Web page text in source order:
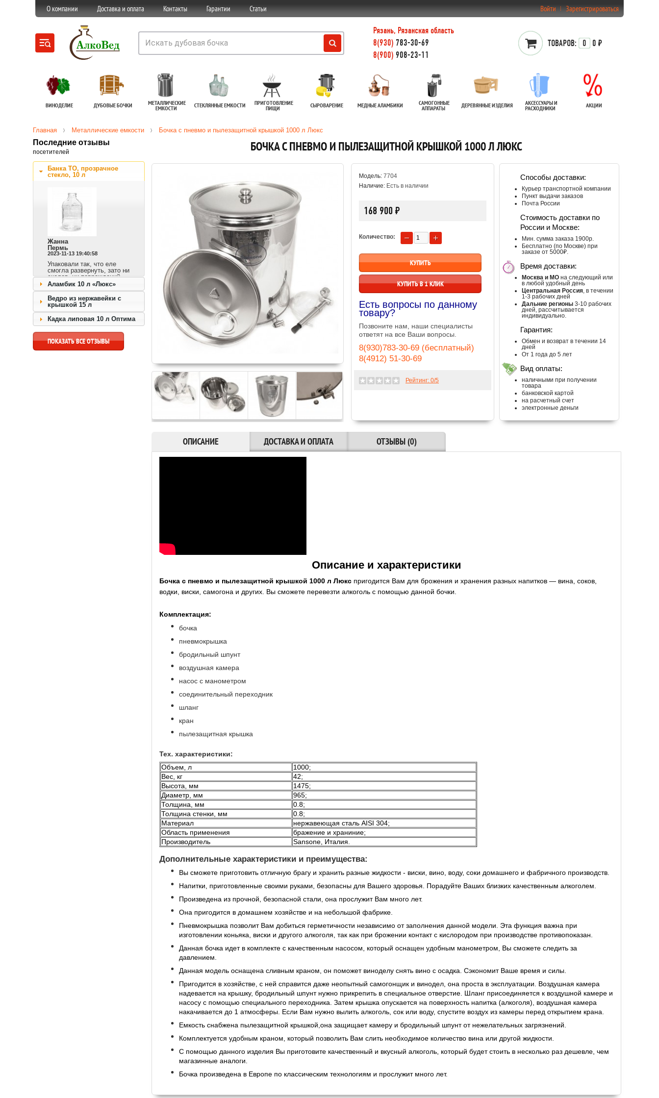
О компании Доставка и оплата Контакты Гарантии Статьи Войти Зарегистрироваться
Рязань, Рязанская область
8(930) 783-30-69
8(900) 908-23-11
ТОВАРОВ: 0 0 ₽
ВИНОДЕЛИЕ ДУБОВЫЕ БОЧКИ МЕТАЛЛИЧЕСКИЕ
ЕМКОСТИ СТЕКЛЯННЫЕ ЕМКОСТИ ПРИГОТОВЛЕНИЕ
ПИЩИ СЫРОВАРЕНИЕ МЕДНЫЕ АЛАМБИКИ САМОГОННЫЕ
АППАРАТЫ ДЕРЕВЯННЫЕ ИЗДЕЛИЯ АКСЕССУАРЫ И
РАСХОДНИКИ АКЦИИ
Главная Металлические емкости Бочка с пневмо и пылезащитной крышкой 1000 л Люкс
Последние отзывы
посетителей
Банка ТО, прозрачное
стекло, 10 л
Жанна
Пермь
2023-11-13 19:40:58
Упаковали так, что еле
смогла развернуть, зато ни
сколов, ни повреждений.
Сразу видно,
ответственный продавец и
доставка быстрая.
перейти к товару >>
Аламбик 10 л «Люкс»
Ведро из нержавейки с
крышкой 15 л
Кадка липовая 10 л Оптима
ПОКАЗАТЬ ВСЕ ОТЗЫВЫ
БОЧКА С ПНЕВМО И ПЫЛЕЗАЩИТНОЙ КРЫШКОЙ 1000 Л ЛЮКС
Модель: 7704
Наличие: Есть в наличии
168 900 ₽
Количество:
КУПИТЬ В 1 КЛИК
Есть вопросы по данному
товару?
Позвоните нам, наши специалисты
ответят на все Ваши вопросы.
8(930)783-30-69 (бесплатный)
8(4912) 51-30-69
Рейтинг: 0/5
Способы доставки:
Курьер транспортной компании
Пункт выдачи заказов
Почта России
Стоимость доставки по
России и Москве:
Мин. сумма заказа 1900р.
Бесплатно (по Москве) при
заказе от 5000₽.
Время доставки:
Москва и МО на следующий или
в любой удобный день
Центральная Россия, в течении
1-3 рабочих дней
Дальние регионы 3-10 рабочих
дней, рассчитывается
индивидуально.
Гарантия:
Обмен и возврат в течении 14
дней
От 1 года до 5 лет
Вид оплаты:
наличными при получении
товара
банковской картой
на расчетный счет
электронные деньги
ОПИСАНИЕ ДОСТАВКА И ОПЛАТА ОТЗЫВЫ (0)
Описание и характеристики
Бочка с пневмо и пылезащитной крышкой 1000 л Люкс пригодится Вам для брожения и хранения разных напитков — вина, соков,
водки, виски, самогона и других. Вы сможете перевезти алкоголь с помощью данной бочки.
Комплектация:
бочка
пневмокрышка
бродильный шпунт
воздушная камера
насос с манометром
соединительный переходник
шланг
кран
пылезащитная крышка
Тех. характеристики:
Объем, л
1000;
Вес, кг
42;
Высота, мм
1475;
Диаметр, мм
965;
Толщина, мм
0.8;
Толщина стенки, мм
0.8;
Материал
нержавеющая сталь AISI 304;
Область применения
бражение и храниние;
Производитель
Sansone, Италия.
Дополнительные характеристики и преимущества:
Вы сможете приготовить отличную брагу и хранить разные жидкости - виски, вино, воду, соки домашнего и фабричного производств.
Напитки, приготовленные своими руками, безопасны для Вашего здоровья. Порадуйте Ваших близких качественным алкоголем.
Произведена из прочной, безопасной стали, она прослужит Вам много лет.
Она пригодится в домашнем хозяйстве и на небольшой фабрике.
Пневмокрышка позволит Вам добиться герметичности независимо от заполнения данной модели. Эта функция важна при
изготовлении коньяка, виски и другого алкоголя, так как при брожении контакт с кислородом при производстве противопоказан.
Данная бочка идет в комплекте с качественным насосом, который оснащен удобным манометром, Вы сможете следить за
давлением.
Данная модель оснащена сливным краном, он поможет виноделу снять вино с осадка. Сэкономит Ваше время и силы.
Пригодится в хозяйстве, с ней справится даже неопытный самогонщик и винодел, она проста в эксплуатации. Воздушная камера
надевается на крышку, бродильный шпунт нужно прикрепить в специальное отверстие. Шланг присоединяется к воздушной камере и
насосу с помощью специального переходника. Затем крышка опускается на поверхность напитка (алкоголя), воздушная камера
накачивается до 1 атмосферы. Если Вам нужно вылить алкоголь, сок или воду, спустите воздух из камеры перед открытием крана.
Емкость снабжена пылезащитной крышкой,она защищает камеру и бродильный шпунт от нежелательных загрязнений.
Комплектуется удобным краном, который позволить Вам слить необходимое количество вина или другой жидкости.
С помощью данного изделия Вы приготовите качественный и вкусный алкоголь, который будет стоить в несколько раз дешевле, чем
магазинные аналоги.
Бочка произведена в Европе по классическим технологиям и прослужит много лет.